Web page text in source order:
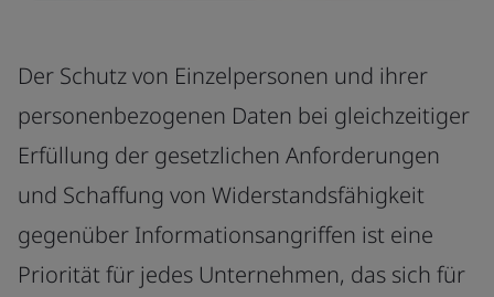
Der Schutz von Einzelpersonen und ihrer
personenbezogenen Daten bei gleichzeitiger
Erfüllung der gesetzlichen Anforderungen
und Schaffung von Widerstandsfähigkeit
gegenüber Informationsangriffen ist eine
Priorität für jedes Unternehmen, das sich für